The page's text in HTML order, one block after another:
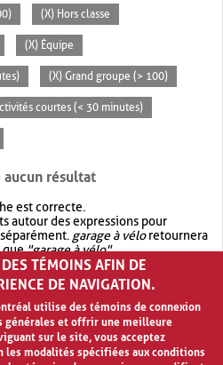
(X) Hors classe
(X) Équipe
(X) Grand groupe (> 100)
courtes (< 30 minutes)
aucun résultat
est correcte.
autour des expressions pour
garage à véloretournera
que"garage à vélo".
recherche avec OR.garage OR vélo
de résultat quegarage à vélo
TÉMOINS AFIN DE
DE NAVIGATION.
utilise des témoins de connexion
générales et offrir une meilleure
sur le site, vous acceptez
les modalités spécifiées aux conditions